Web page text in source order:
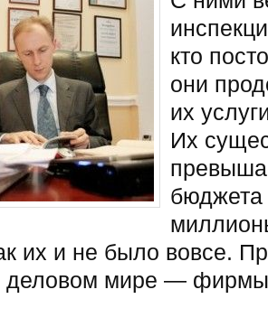
кто
они
их
Их
их и не было вовсе.
деловом мире —